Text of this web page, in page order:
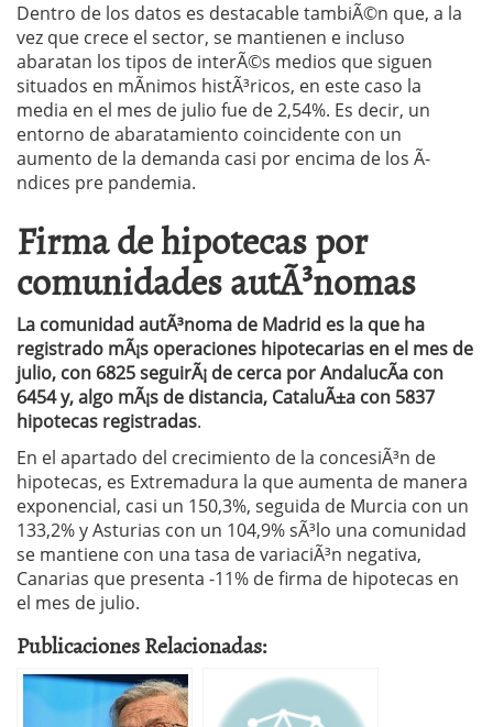
Dentro de los datos es destacable tambiÃ©n que, a la
vez que crece el sector, se mantienen e incluso
abaratan los tipos de interÃ©s medios que siguen
situados en mÃ­nimos histÃ³ricos, en este caso la
media en el mes de julio fue de 2,54%. Es decir, un
entorno de abaratamiento coincidente con un
aumento de la demanda casi por encima de los Ã­
ndices pre pandemia.
Firma de hipotecas por
comunidades autÃ³nomas
La comunidad autÃ³noma de Madrid es la que ha
registrado mÃ¡s operaciones hipotecarias en el mes de
julio, con 6825 seguirÃ¡ de cerca por AndalucÃ­a con
6454 y, algo mÃ¡s de distancia, CataluÃ±a con 5837
hipotecas registradas.
En el apartado del crecimiento de la concesiÃ³n de
hipotecas, es Extremadura la que aumenta de manera
exponencial, casi un 150,3%, seguida de Murcia con un
133,2% y Asturias con un 104,9% sÃ³lo una comunidad
se mantiene con una tasa de variaciÃ³n negativa,
Canarias que presenta -11% de firma de hipotecas en
el mes de julio.
Publicaciones Relacionadas: